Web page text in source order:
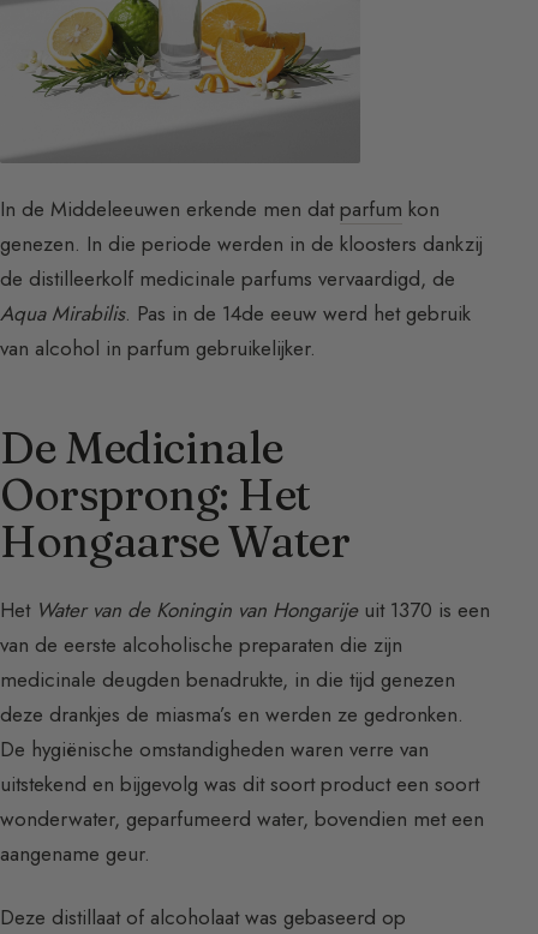
In de Middeleeuwen erkende men datparfum kon
genezen. In die periode werden in de kloosters dankzij
de distilleerkolf medicinale parfums vervaardigd, de
Aqua Mirabilis. Pas in de 14de eeuw werd het gebruik
van alcohol in parfum gebruikelijker.
De Medicinale
Oorsprong: Het
Hongaarse Water
Het Water van de Koningin van Hongarijeuit 1370 is een
van de eerste alcoholische preparaten die zijn
medicinale deugden benadrukte, in die tijd genezen
deze drankjes de miasma’s en werden ze gedronken.
De hygiënische omstandigheden waren verre van
uitstekend en bijgevolg was dit soort product een soort
wonderwater, geparfumeerd water, bovendien met een
aangename geur.
Deze distillaat of alcoholaat was gebaseerd op